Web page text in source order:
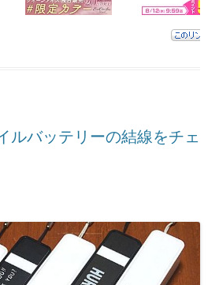
ルバッテリーの結線をチェ